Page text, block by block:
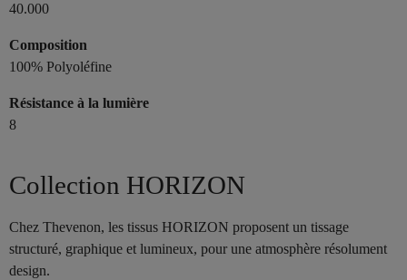
40.000
Composition
100% Polyoléfine
Résistance à la lumière
8
Collection HORIZON
Chez Thevenon, les tissus HORIZON proposent un tissage
structuré, graphique et lumineux, pour une atmosphère résolument
design.